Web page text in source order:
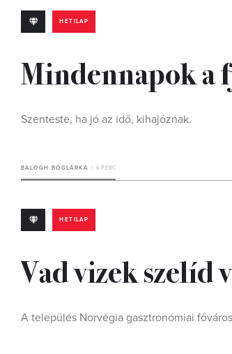
HETILAP
Mindennapok a
Szenteste, ha jó az idő, kihajóznak.
BALOGH BOGLÁRKA 6 PERC
HETILAP
Vad vizek szelíd
A település Norvégia gasztronómiai